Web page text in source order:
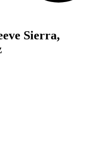
Sierra,